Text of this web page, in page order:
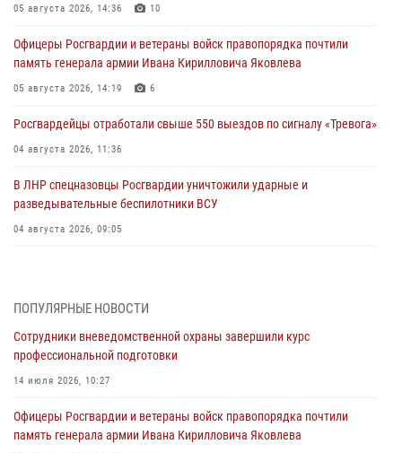
05 августа 2026, 14:36 10
Офицеры Росгвардии и ветераны войск правопорядка почтили
память генерала армии Ивана Кирилловича Яковлева
05 августа 2026, 14:19 6
Росгвардейцы отработали свыше 550 выездов по сигналу «Тревога»
04 августа 2026, 11:36
В ЛНР спецназовцы Росгвардии уничтожили ударные и
разведывательные беспилотники ВСУ
04 августа 2026, 09:05
03 августа 2026, 13:43 1
Росгвардейцы обеспечили безопасность граждан в День Лев-
Толстовского района
03 августа 2026, 13:41
Росгвардия противодействует БПЛА ВСУ на южном направлении
(видео)
ПОПУЛЯРНЫЕ НОВОСТИ
Сотрудники вневедомственной охраны завершили курс
профессиональной подготовки
14 июля 2026, 10:27
Офицеры Росгвардии и ветераны войск правопорядка почтили
память генерала армии Ивана Кирилловича Яковлева